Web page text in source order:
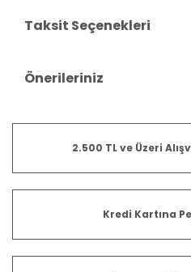
Taksit Seçenekleri
Önerileriniz
2.500 TL ve Üzeri
Kredi Kartına